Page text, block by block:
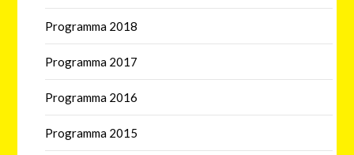
Programma 2018
Programma 2017
Programma 2016
Programma 2015